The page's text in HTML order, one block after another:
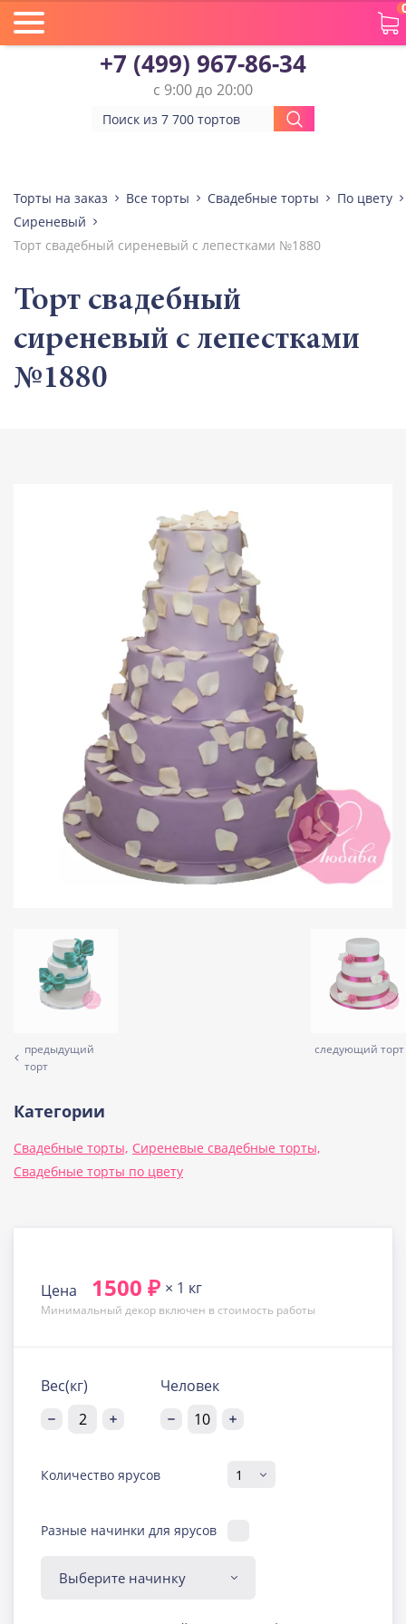
+7 (499) 967-86-34
с 9:00 до 20:00
Торты на заказ Все торты Свадебные торты
По цвету
Сиреневый
Торт свадебный сиреневый с лепестками №1880
Торт свадебный
сиреневый с лепестками
№1880
предыдущий
торт
следующий торт
Категории
Свадебные торты, Сиреневые свадебные торты,
Свадебные торты по цвету
Цена 1500 ₽ × 1 кг
Минимальный декор включен в стоимость работы
Вес(кг) Человек
Количество ярусов
Разные начинки для ярусов